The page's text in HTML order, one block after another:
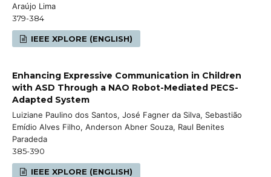
Araújo Lima
379-384
IEEE XPLORE (ENGLISH)
Enhancing Expressive Communication in Children
with ASD Through a NAO Robot-Mediated PECS-
Adapted System
Luiziane Paulino dos Santos, José Fagner da Silva, Sebastião
Emídio Alves Filho, Anderson Abner Souza, Raul Benites
Paradeda
385-390
IEEE XPLORE (ENGLISH)